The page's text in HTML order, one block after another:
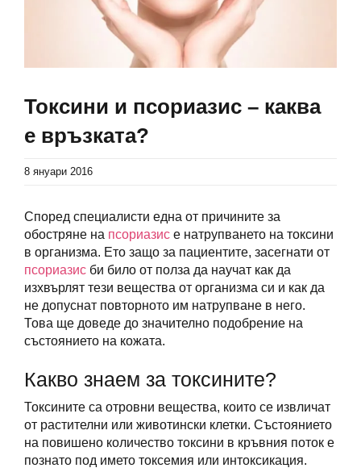
Токсини и псориазис – каква
е връзката?
8 януари 2016
Според специалисти една от причините за
обостряне на псориазис е натрупването на токсини
в организма. Ето защо за пациентите, засегнати от
псориазис би било от полза да научат как да
изхвърлят тези вещества от организма си и как да
не допуснат повторното им натрупване в него.
Това ще доведе до значително подобрение на
състоянието на кожата.
Какво знаем за токсините?
Токсините са отровни вещества, които се извличат
от растителни или животински клетки. Състоянието
на повишено количество токсини в кръвния поток е
познато под името токсемия или интоксикация.